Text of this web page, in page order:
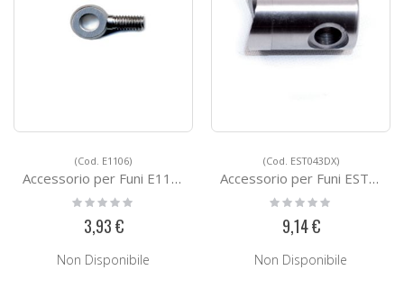
(Cod. E1106)
Accessorio per Funi E1106
Rating:
3,93 €
Non Disponibile
(Cod. EST043DX)
Accessorio per Funi EST043SX
Rating:
9,14 €
Non Disponibile